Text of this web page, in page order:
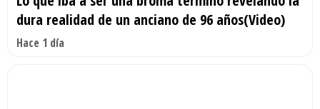
dura realidad de un anciano de 96 años(Video)
Hace 1 día